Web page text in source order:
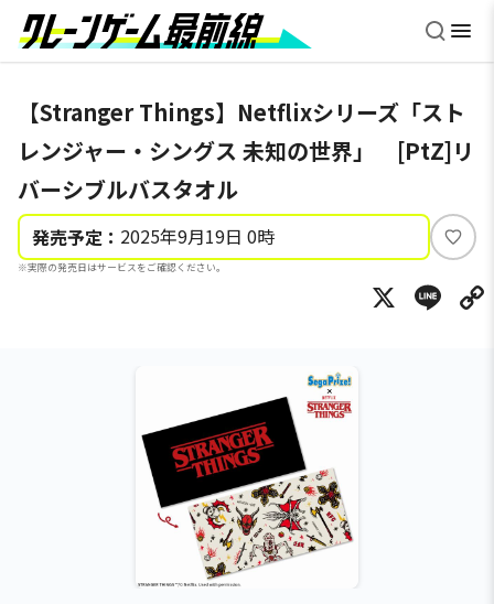
【Stranger Things】Netflixシリーズ「スト
レンジャー・シングス 未知の世界」 [PtZ]リ
バーシブルバスタオル
発売予定： 2025年9月19日 0時
※実際の発売日はサービスをご確認ください。
い
ね
X